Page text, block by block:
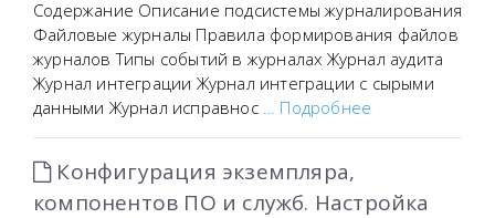
Содержание Описание подсистемы журналирования
Файловые журналы Правила формирования файлов
журналов Типы событий в журналах Журнал аудита
Журнал интеграции Журнал интеграции с сырыми
данными Журнал исправнос … Подробнее
Конфигурация экземпляра,
компонентов ПО и служб. Настройка